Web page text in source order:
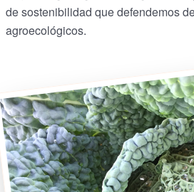
de sostenibilidad que defendemos
agroecológicos.